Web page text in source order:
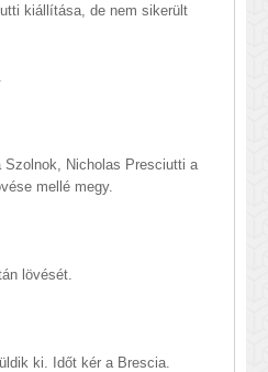
kiállítása, de nem sikerült
Szolnok, Nicholas Presciutti a
mellé megy.
lövését.
ki. Időt kér a Brescia.